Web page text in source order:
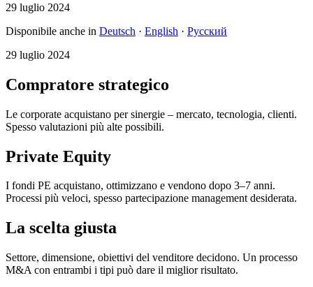
29 luglio 2024
Disponibile anche in Deutsch · English · Русский
29 luglio 2024
Compratore strategico
Le corporate acquistano per sinergie – mercato, tecnologia, clienti.
Spesso valutazioni più alte possibili.
Private Equity
I fondi PE acquistano, ottimizzano e vendono dopo 3–7 anni.
Processi più veloci, spesso partecipazione management desiderata.
La scelta giusta
Settore, dimensione, obiettivi del venditore decidono. Un processo
M&A con entrambi i tipi può dare il miglior risultato.